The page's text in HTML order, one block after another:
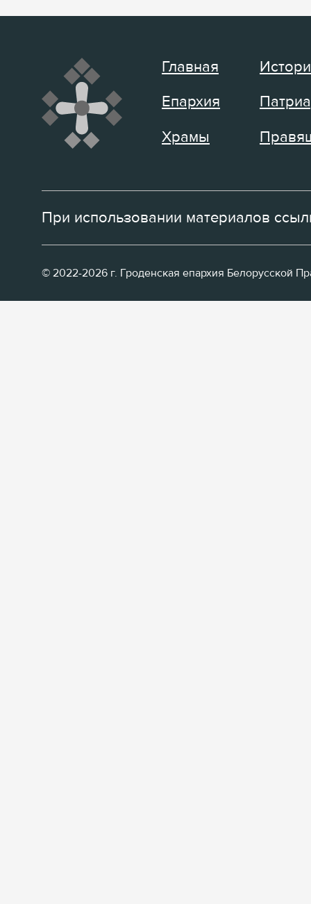
Главная
Епархия
Храмы
При использовании материалов
© 2022-2026 г. Гроденская епархия Белорусской